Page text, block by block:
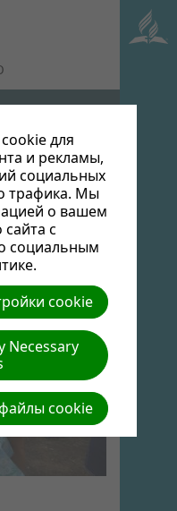
| Автор:
Скачать|
для
и рекламы,
социальных
трафика. Мы
о вашем
с
социальным
cookie
Necessary
cookie